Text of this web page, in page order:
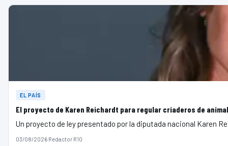
EL PAÍS
El proyecto de Karen Reichardt para regular criaderos de
Un proyecto de ley presentado por la diputada nacional Karen
03/08/2026·Redactor R10